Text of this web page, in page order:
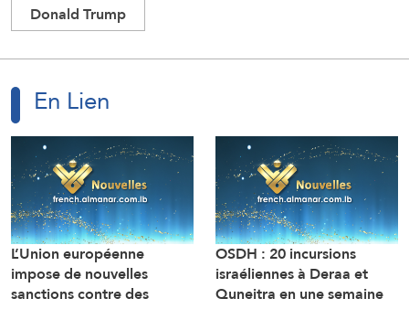
Donald Trump
En Lien
L’Union européenne
impose de nouvelles
sanctions contre des
OSDH : 20 incursions
israéliennes à Deraa et
Quneitra en une semaine